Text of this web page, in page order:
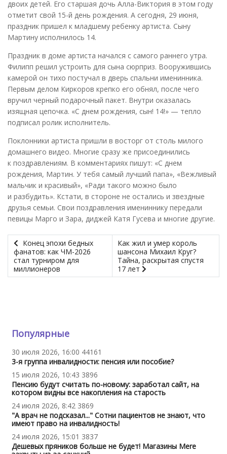
двоих детей. Его старшая дочь Алла-Виктория в этом году
отметит свой 15-й день рождения. А сегодня, 29 июня,
праздник пришел к младшему ребенку артиста. Сыну
Мартину исполнилось 14.
Праздник в доме артиста начался с самого раннего утра.
Филипп решил устроить для сына сюрприз. Вооружившись
камерой он тихо постучал в дверь спальни именинника.
Первым делом Киркоров крепко его обнял, после чего
вручил черный подарочный пакет. Внутри оказалась
изящная цепочка. «С днем рождения, сын! 14!» — тепло
подписал ролик исполнитель.
Поклонники артиста пришли в восторг от столь милого
домашнего видео. Многие сразу же присоединились
к поздравлениям. В комментариях пишут: «С днем
рождения, Мартин. У тебя самый лучший папа», «Вежливый
мальчик и красивый», «Ради такого можно было
и разбудить». Кстати, в стороне не остались и звездные
друзья семьи. Свои поздравления имениннику передали
певицы Марго и Зара, диджей Катя Гусева и многие другие.
Конец эпохи бедных
фанатов: как ЧМ-2026
стал турниром для
миллионеров
Как жил и умер король
шансона Михаил Круг?
Тайна, раскрытая спустя
17 лет
Популярные
30 июля 2026, 16:00 44161
3-я группа инвалидности: пенсия или пособие?
15 июля 2026, 10:43 3896
Пенсию будут считать по-новому: заработал сайт, на
котором видны все накопления на старость
24 июля 2026, 8:42 3869
"А врач не подсказал..." Сотни пациентов не знают, что
имеют право на инвалидность!
24 июля 2026, 15:01 3837
Дешевых пряников больше не будет! Магазины Mere